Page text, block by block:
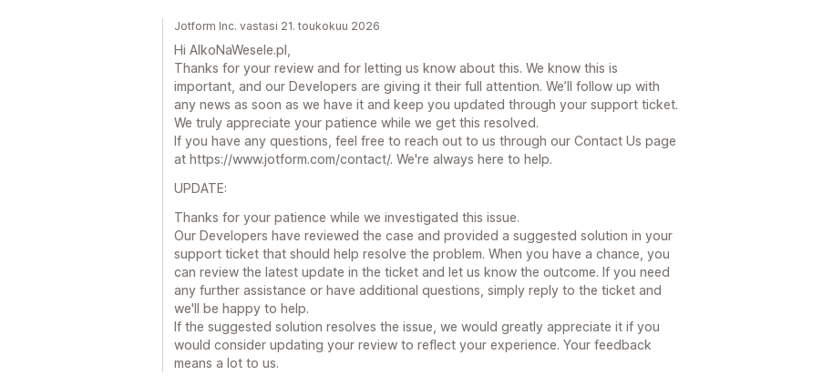
Jotform Inc. vastasi 21. toukokuu 2026
Hi AlkoNaWesele.pl,
Thanks for your review and for letting us know about this. We know this is
important, and our Developers are giving it their full attention. We’ll follow up with
any news as soon as we have it and keep you updated through your support ticket.
We truly appreciate your patience while we get this resolved.
If you have any questions, feel free to reach out to us through our Contact Us page
at https://www.jotform.com/contact/. We're always here to help.
UPDATE:
Thanks for your patience while we investigated this issue.
Our Developers have reviewed the case and provided a suggested solution in your
support ticket that should help resolve the problem. When you have a chance, you
can review the latest update in the ticket and let us know the outcome. If you need
any further assistance or have additional questions, simply reply to the ticket and
we'll be happy to help.
If the suggested solution resolves the issue, we would greatly appreciate it if you
would consider updating your review to reflect your experience. Your feedback
means a lot to us.